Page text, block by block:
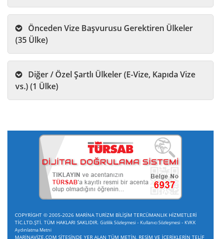
(35 Ülke)
vs.) (1 Ülke)
COPYRİGHT © 2005-2026 MARİNA TURİZM BİLİŞİM TERCÜMANLIK HİZMETLERİ
TİC.LTD.ŞTİ. TÜM HAKLARI SAKLIDIR. Gizlilik Sözleşmesi - Kullanıcı Sözleşmesi - KVKK
Aydınlatma Metni
MARİNAVİZE.COM SİTESİNDE YER ALAN TÜM METİN, RESİM VE İÇERİKLERİN TELİF